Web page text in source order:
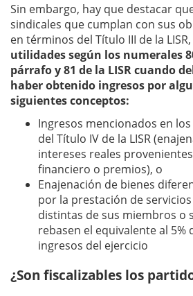
Sin embargo, hay que destacar
sindicales que cumplan con sus
en términos del Título III de la LISR,
utilidades según los numerales
párrafo y 81 de la LISR cuando
haber obtenido ingresos por
siguientes conceptos:
Ingresos mencionados en los
del Título IV de la LISR
intereses reales
financiero o premios), o
Enajenación de bienes
por la prestación de
distintas de sus miembros o
rebasen el equivalente al 5%
ingresos del ejercicio
¿Son fiscalizables los